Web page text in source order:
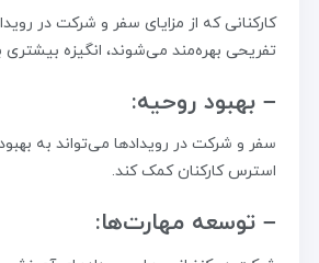
کارکنانی که از مزایای سفر و شرکت در
تفریحی بهره‌مند می‌شوند، انگیزه بیشتری
– بهبود روحیه:
سفر و شرکت در رویدادها می‌تواند به
استرس کارکنان کمک کند.
– توسعه مهارت‌ها: